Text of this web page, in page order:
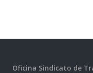
Oficina Sindicato de